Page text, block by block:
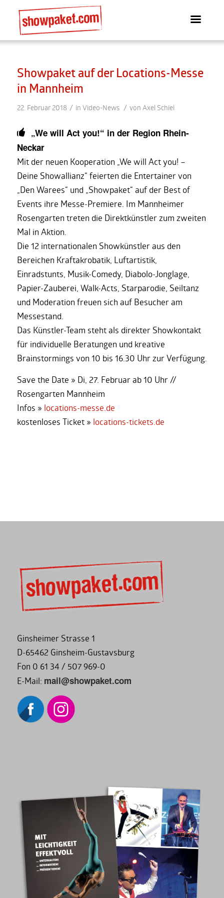
Showpaket auf der Locations-Messe
in Mannheim
22. Februar 2018 / in Video-News / von Axel Schiel
„We will Act you!“ in der Region Rhein-
Neckar
Mit der neuen Kooperation „We will Act you! –
Deine Showallianz“ feierten die Entertainer von
„Den Warees“ und „Showpaket“ auf der Best of
Events ihre Messe-Premiere. Im Mannheimer
Rosengarten treten die Direktkünstler zum zweiten
Mal in Aktion.
Die 12 internationalen Showkünstler aus den
Bereichen Kraftakrobatik, Luftartistik,
Einradstunts, Musik-Comedy, Diabolo-Jonglage,
Papier-Zauberei, Walk-Acts, Starparodie, Seiltanz
und Moderation freuen sich auf Besucher am
Messestand.
Das Künstler-Team steht als direkter Showkontakt
für individuelle Beratungen und kreative
Brainstormings von 10 bis 16.30 Uhr zur Verfügung.
Save the Date » Di, 27. Februar ab 10 Uhr //
Rosengarten Mannheim
Infos » locations-messe.de
kostenloses Ticket » locations-tickets.de
Ginsheimer Strasse 1
D-65462 Ginsheim-Gustavsburg
Fon 0 61 34 / 507 969-0
E-Mail: mail@showpaket.com